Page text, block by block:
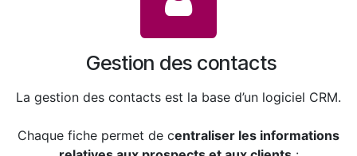
Gestion des contacts
La gestion des contacts est la base d’un logiciel CRM.
Chaque fiche permet de centraliser les informations